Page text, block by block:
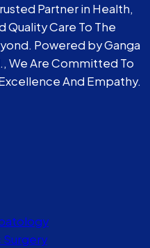
Partner in Health,
Quality Care To The
Powered by Ganga
We Are Committed To
And Empathy.
Surgery